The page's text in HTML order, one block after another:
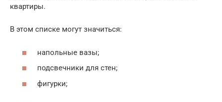
квартиры.
В этом списке могут значиться:
напольные вазы;
подсвечники для стен;
фигурки;